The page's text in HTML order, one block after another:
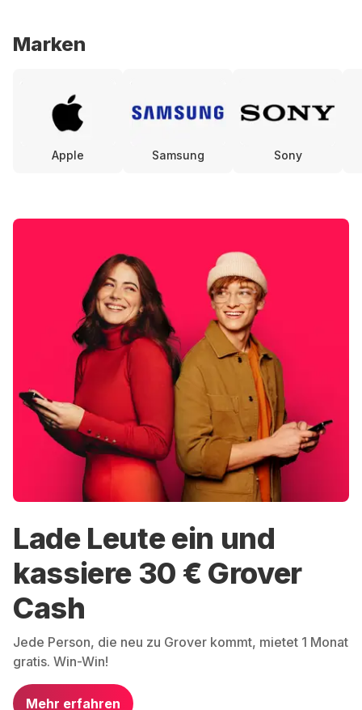
Marken
Apple Samsung Sony
Lade Leute ein und
kassiere 30 € Grover
Cash
Jede Person, die neu zu Grover kommt, mietet 1 Monat
gratis. Win-Win!
Mehr erfahren